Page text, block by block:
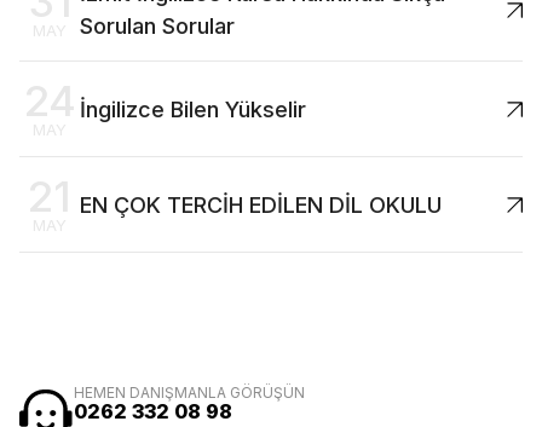
MAY
Sorulan Sorular
24
MAY
İngilizce Bilen Yükselir
21
MAY
EN ÇOK TERCİH EDİLEN DİL OKULU
HEMEN DANIŞMANLA GÖRÜŞÜN
0262 332 08 98